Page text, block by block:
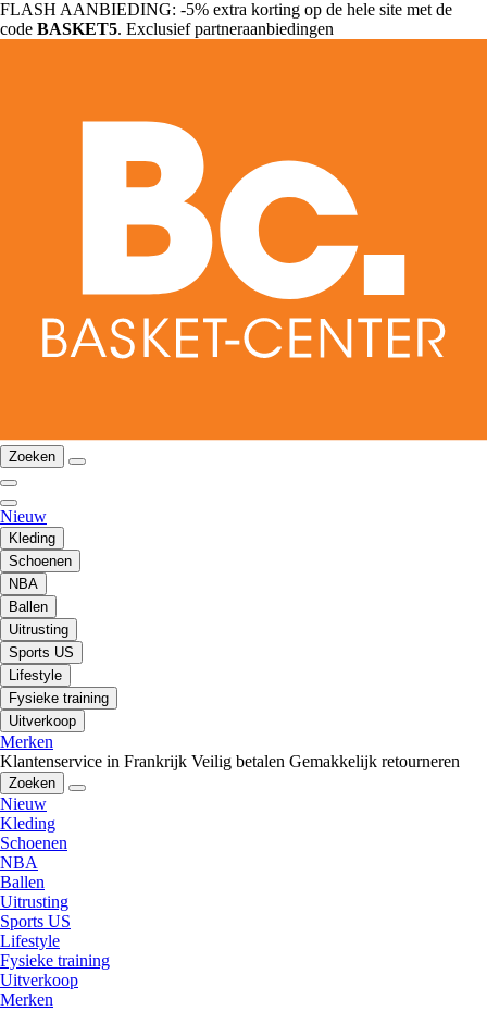
FLASH AANBIEDING: -5% extra korting op de hele site met de
code BASKET5. Exclusief partneraanbiedingen
Zoeken
Nieuw
Kleding
Schoenen
NBA
Ballen
Uitrusting
Sports US
Lifestyle
Fysieke training
Uitverkoop
Merken
Klantenservice in Frankrijk Veilig betalen Gemakkelijk retourneren
Zoeken
Nieuw
Kleding
Schoenen
NBA
Ballen
Uitrusting
Sports US
Lifestyle
Fysieke training
Uitverkoop
Merken